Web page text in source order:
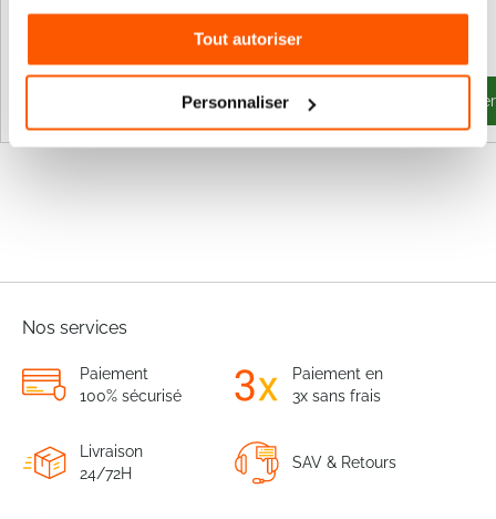
Tout autoriser
Personnaliser
Ajouter au panier Ajouter au panier
Nos services
Paiement
100% sécurisé
Paiement en
3x sans frais
Livraison
24/72H
SAV & Retours